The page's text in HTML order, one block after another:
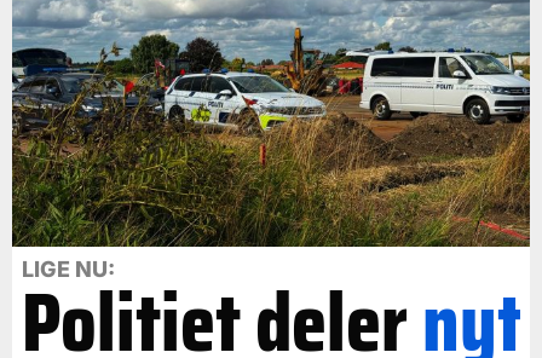
LIGE NU:
Politiet delernyt